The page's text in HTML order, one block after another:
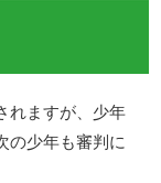
れますが、少年
の少年も審判に